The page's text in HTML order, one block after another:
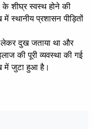
के शीघ्र स्वस्थ होने की
स्थानीय प्रशासन पीड़ितों
लेकर दुख जताया था और
की पूरी व्यवस्था की गई
में जुटा हुआ है।